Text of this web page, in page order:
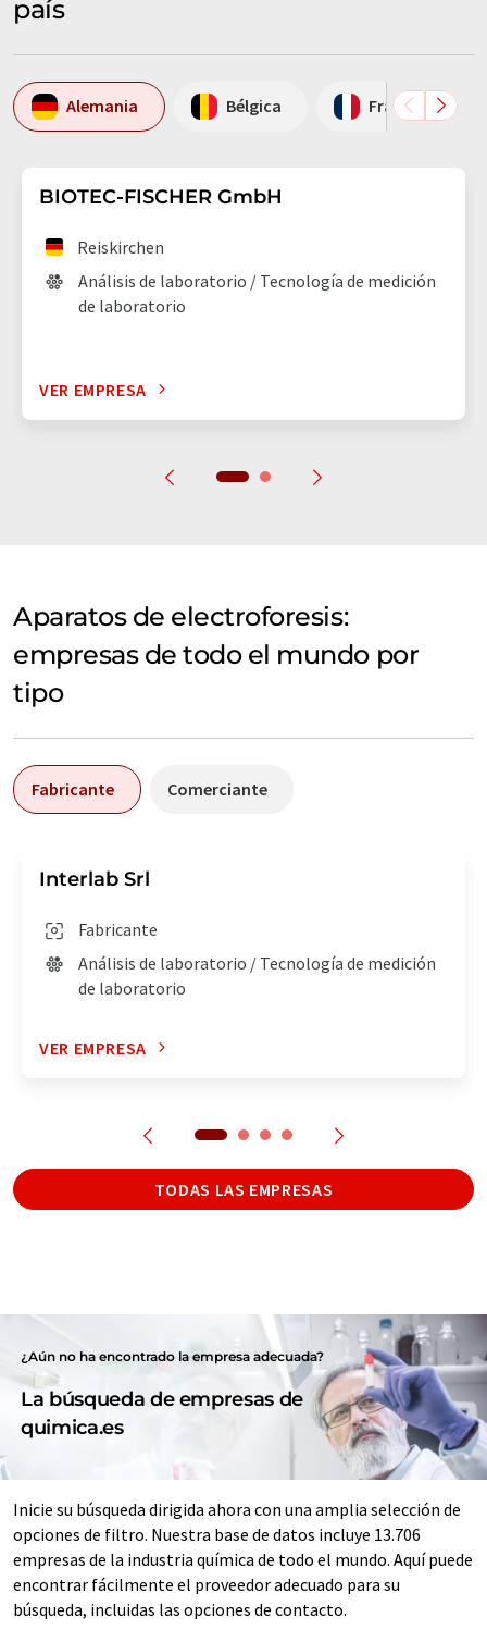
país
Alemania Bélgica Francia
BIOTEC-FISCHER GmbH
Reiskirchen
Análisis de laboratorio / Tecnología de medición
de laboratorio
VER EMPRESA
Aparatos de electroforesis:
empresas de todo el mundo por
tipo
Fabricante Comerciante
Interlab Srl
Fabricante
Análisis de laboratorio / Tecnología de medición
de laboratorio
VER EMPRESA
TODAS LAS EMPRESAS
¿Aún no ha encontrado la empresa adecuada?
La búsqueda de empresas de
quimica.es
Inicie su búsqueda dirigida ahora con una amplia selección de
opciones de filtro. Nuestra base de datos incluye 13.706
empresas de la industria química de todo el mundo. Aquí puede
encontrar fácilmente el proveedor adecuado para su
búsqueda, incluidas las opciones de contacto.